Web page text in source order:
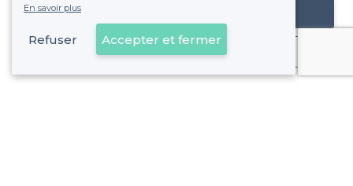
Référencer mon établissement
Déjà client
En savoir plus
Refuser Accepter et fermer